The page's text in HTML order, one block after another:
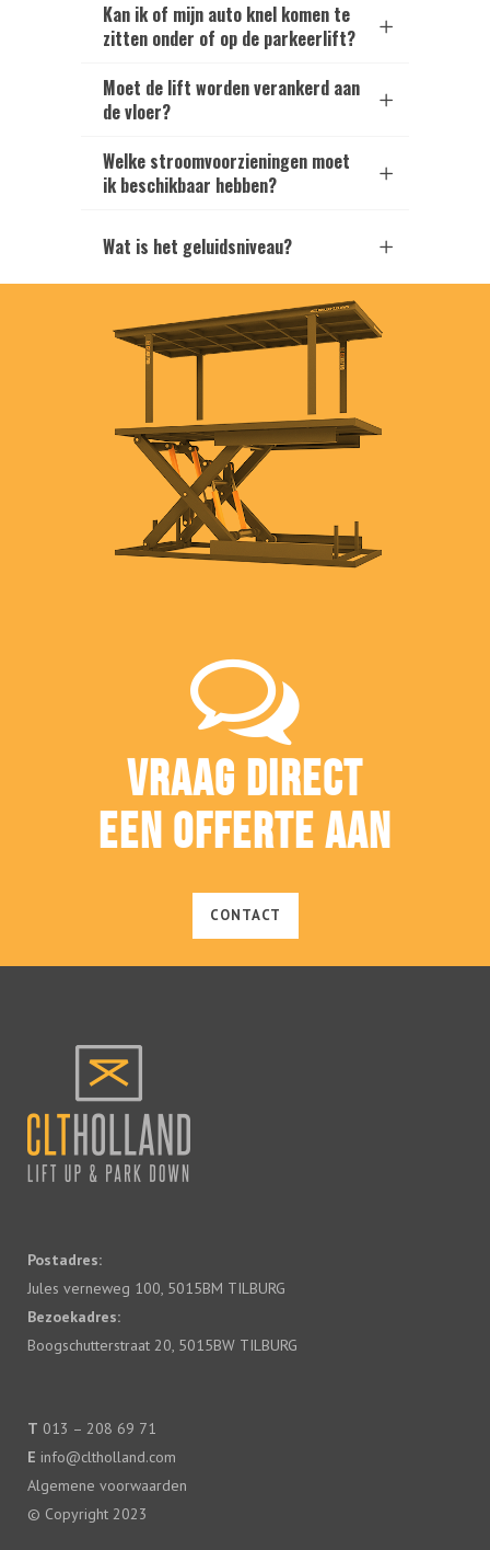
Kan ik of mijn auto knel komen te
zitten onder of op de parkeerlift?
Moet de lift worden verankerd aan
de vloer?
Welke stroomvoorzieningen moet
ik beschikbaar hebben?
Wat is het geluidsniveau?
VRAAG DIRECT
EEN OFFERTE AAN
CONTACT
Postadres:
Jules verneweg 100, 5015BM TILBURG
Bezoekadres:
Boogschutterstraat 20, 5015BW TILBURG
T 013 – 208 69 71
E info@cltholland.com
Algemene voorwaarden
© Copyright 2023